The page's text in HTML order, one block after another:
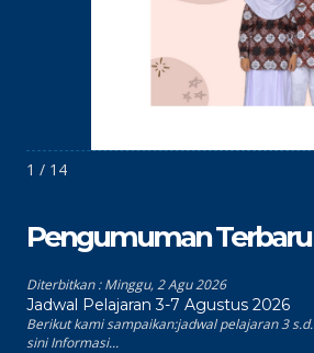
1 / 14
Pengumuman Terbaru
Diterbitkan :Minggu, 2 Agu 2026
Jadwal Pelajaran 3-7 Agustus 2026
Berikut kami sampaikan:jadwal pelajaran 3
sini Informasi...